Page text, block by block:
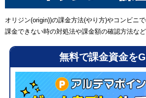
オリジン(origin))の課金方法(やり方)やコンビニ
課金できない時の対処法や課金額の確認方法など
無料で課金資金を